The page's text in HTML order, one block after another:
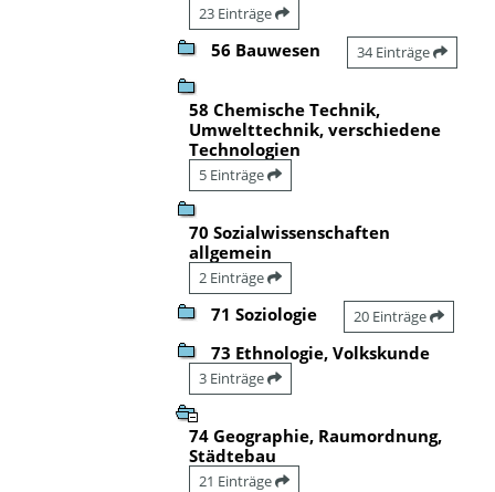
23 Einträge
56 Bauwesen 34 Einträge
58 Chemische Technik,
Umwelttechnik, verschiedene
Technologien
5 Einträge
70 Sozialwissenschaften
allgemein
2 Einträge
71 Soziologie 20 Einträge
73 Ethnologie, Volkskunde
3 Einträge
74 Geographie, Raumordnung,
Städtebau
21 Einträge